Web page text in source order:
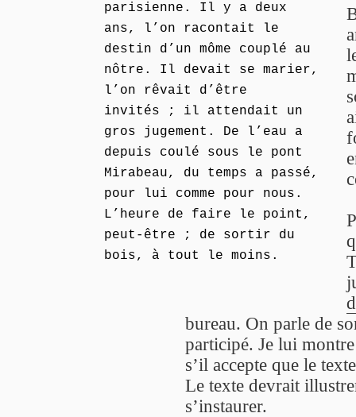
parisienne. Il y a deux
ans, l’on racontait le
destin d’un môme couplé au
nôtre. Il devait se marier,
l’on rêvait d’être
invités ; il attendait un
gros jugement. De l’eau a
depuis coulé sous le pont
Mirabeau, du temps a passé,
pour lui comme pour nous.
L’heure de faire le point,
peut-être ; de sortir du
bois, à tout le moins.
bureau. On parle de
participé. Je lui
s’il accepte que le
Le texte devrait
s’instaurer.